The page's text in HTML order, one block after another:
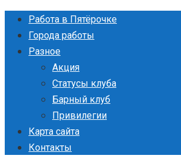
Перейти
контенту
Работа в Пятёрочке
Города работы
Разное
Акция
Статусы клуба
Барный клуб
Привилегии
Карта сайта
Контакты